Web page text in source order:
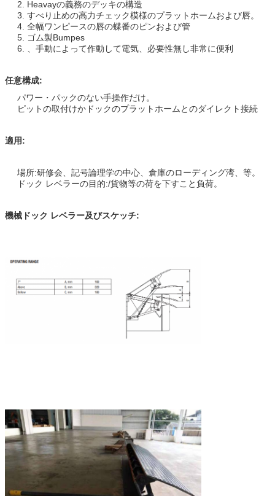
2. Heavayの義務のデッキの構造
3. すべり止めの高力チェック模様のプラットホームおよび唇。
4. 全幅ワンピースの唇の蝶番のピンおよび管
5. ゴム製Bumpes
6. 、手動によって作動して電気、必要性無し非常に便利
任意構成:
パワー・パックのない手操作だけ。
ピットの取付けかドックのプラットホームとのダイレクト接続
適用:
場所:研修会、記号論理学の中心、倉庫のローディング湾、等。
ドック レベラーの目的:/貨物等の荷を下すこと負荷。
機械ドック レベラー及びスケッチ: